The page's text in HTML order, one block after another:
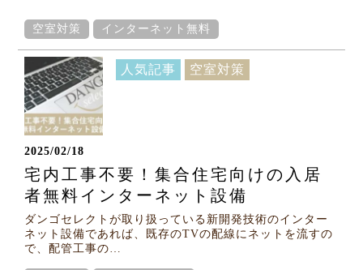
空室対策 インターネット無料
人気記事 空室対策
2025/02/18
宅内工事不要！集合住宅向けの入居
者無料インターネット設備
ダンゴセレクトが取り扱っている新開発技術のインター
ネット設備であれば、既存のTVの配線にネットを流すの
で、配管工事の…